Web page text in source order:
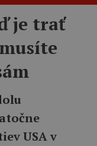
je trať
USA v